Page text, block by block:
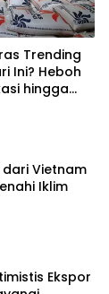
Trending
Ini? Heboh
hingga
dari Vietnam
Iklim
Ekspor